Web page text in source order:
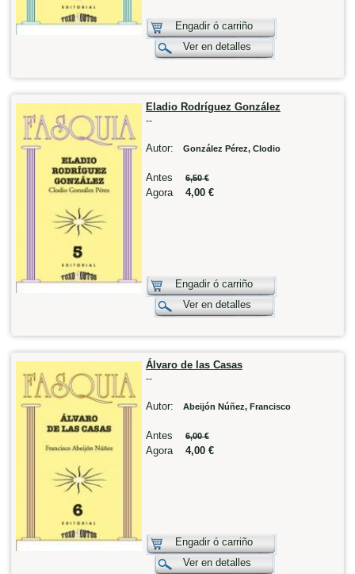
Engadir ó carriño
Ver en detalles
Eladio Rodríguez González
--
Autor: González Pérez, Clodio
Antes 6,50 €
Agora 4,00 €
Engadir ó carriño
Ver en detalles
Álvaro de las Casas
--
Autor: Abeijón Núñez, Francisco
Antes 6,00 €
Agora 4,00 €
Engadir ó carriño
Ver en detalles